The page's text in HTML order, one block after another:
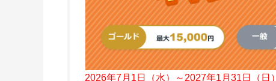
2026年7月1日（水）～2027年1月31日（日）